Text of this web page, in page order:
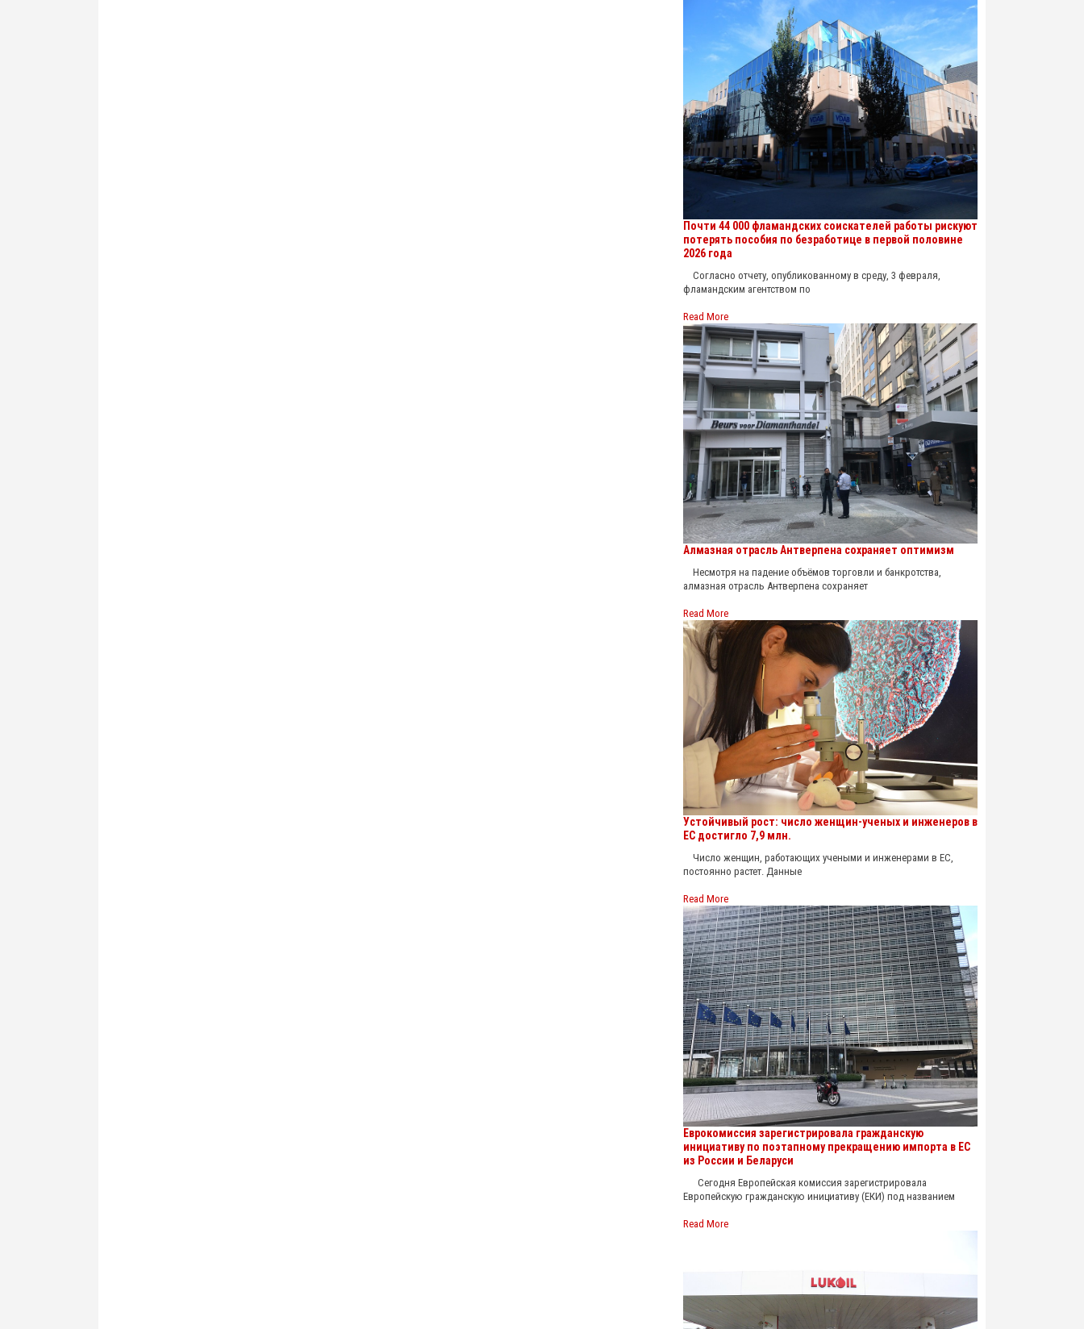
Почти 44 000 фламандских соискателей работы рискуют
потерять пособия по безработице в первой половине
2026 года
Согласно отчету, опубликованному в среду, 3 февраля,
фламандским агентством по
Read More
Алмазная отрасль Антверпена сохраняет оптимизм
Несмотря на падение объёмов торговли и банкротства,
алмазная отрасль Антверпена сохраняет
Read More
Устойчивый рост: число женщин-ученых и инженеров в
ЕС достигло 7,9 млн.
Число женщин, работающих учеными и инженерами в ЕС,
постоянно растет. Данные
Read More
Еврокомиссия зарегистрировала гражданскую
инициативу по поэтапному прекращению импорта в ЕС
из России и Беларуси
Сегодня Европейская комиссия зарегистрировала
Европейскую гражданскую инициативу (ЕКИ) под названием
Read More